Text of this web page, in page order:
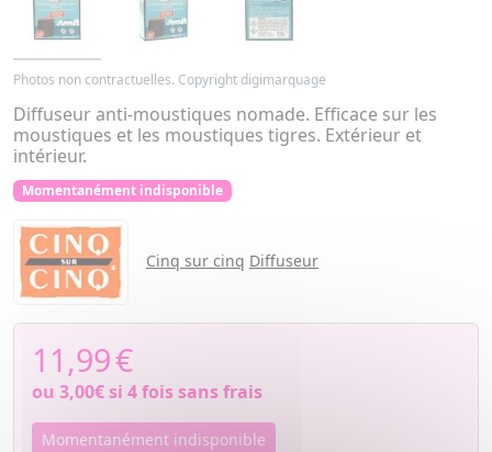
Photos non contractuelles. Copyright digimarquage
Diffuseur anti-moustiques nomade. Efficace sur les
moustiques et les moustiques tigres. Extérieur et
intérieur.
Momentanément indisponible
Cinq sur cinq Diffuseur
11,99€
ou 3,00€si 4 fois sans frais
Momentanément indisponible